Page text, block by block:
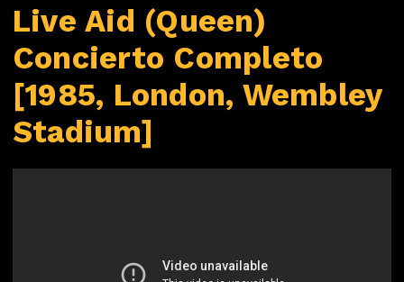
Live Aid (Queen)
Concierto Completo
[1985, London, Wembley
Stadium]